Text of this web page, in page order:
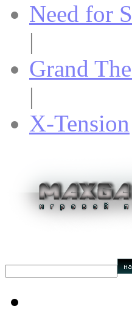
Need for
|
Grand
|
X-Tension